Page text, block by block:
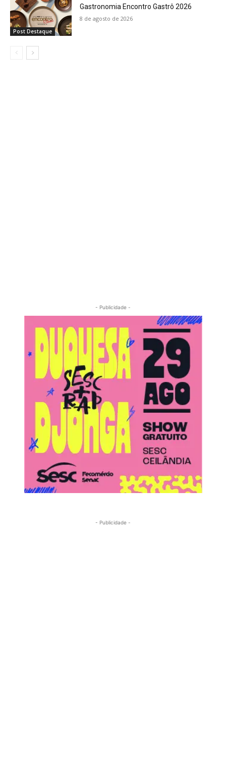
Post Destaque
Gastronomia Encontro Gastrô 2026
8 de agosto de 2026
- Publicidade -
- Publicidade -